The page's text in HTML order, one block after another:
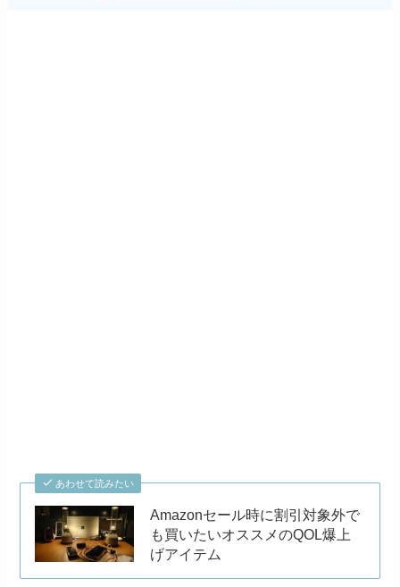
あわせて読みたい
Amazonセール時に割引対象外で
も買いたいオススメのQOL爆上
げアイテム